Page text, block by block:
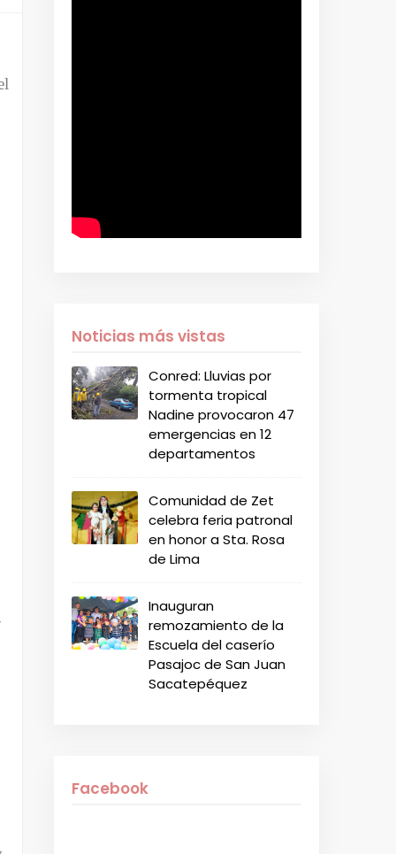
Noticias más vistas
Conred: Lluvias por
tormenta tropical
Nadine provocaron 47
emergencias en 12
departamentos
Comunidad de Zet
celebra feria patronal
en honor a Sta. Rosa
de Lima
Inauguran
remozamiento de la
Escuela del caserío
Pasajoc de San Juan
Sacatepéquez
Facebook